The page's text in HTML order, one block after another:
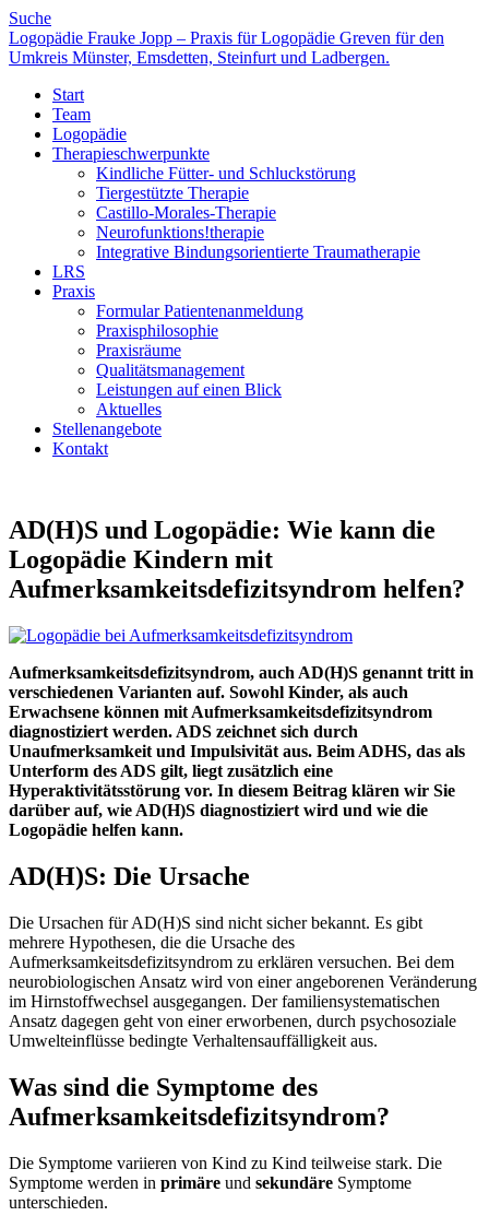
Suche
Logopädie Frauke Jopp – Praxis für Logopädie Greven für den
Umkreis Münster, Emsdetten, Steinfurt und Ladbergen.
Start
Team
Logopädie
Therapieschwerpunkte
Kindliche Fütter- und Schluckstörung
Tiergestützte Therapie
Castillo-Morales-Therapie
Neurofunktions!therapie
Integrative Bindungsorientierte Traumatherapie
LRS
Praxis
Formular Patientenanmeldung
Praxisphilosophie
Praxisräume
Qualitätsmanagement
Leistungen auf einen Blick
Aktuelles
Stellenangebote
Kontakt
AD(H)S und Logopädie: Wie kann die
Logopädie Kindern mit
Aufmerksamkeitsdefizitsyndrom helfen?
Aufmerksamkeitsdefizitsyndrom, auch AD(H)S genannt tritt in
verschiedenen Varianten auf. Sowohl Kinder, als auch
Erwachsene können mit Aufmerksamkeitsdefizitsyndrom
diagnostiziert werden. ADS zeichnet sich durch
Unaufmerksamkeit und Impulsivität aus. Beim ADHS, das als
Unterform des ADS gilt, liegt zusätzlich eine
Hyperaktivitätsstörung vor. In diesem Beitrag klären wir Sie
darüber auf, wie AD(H)S diagnostiziert wird und wie die
Logopädie helfen kann.
AD(H)S: Die Ursache
Die Ursachen für AD(H)S sind nicht sicher bekannt. Es gibt
mehrere Hypothesen, die die Ursache des
Aufmerksamkeitsdefizitsyndrom zu erklären versuchen. Bei dem
neurobiologischen Ansatz wird von einer angeborenen Veränderung
im Hirnstoffwechsel ausgegangen. Der familiensystematischen
Ansatz dagegen geht von einer erworbenen, durch psychosoziale
Umwelteinflüsse bedingte Verhaltensauffälligkeit aus.
Was sind die Symptome des
Aufmerksamkeitsdefizitsyndrom?
Die Symptome variieren von Kind zu Kind teilweise stark. Die
Symptome werden in primäre und sekundäre Symptome
unterschieden.